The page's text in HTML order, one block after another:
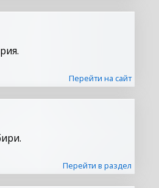
Перейти на сайт
Перейти в раздел